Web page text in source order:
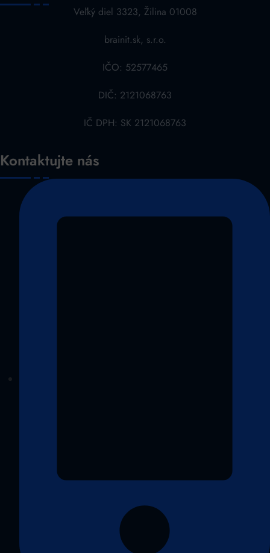
Veľký diel 3323, Žilina 01008
brainit.sk, s.r.o.
IČO: 52577465
DIČ: 2121068763
IČ DPH: SK 2121068763
Kontaktujte nás